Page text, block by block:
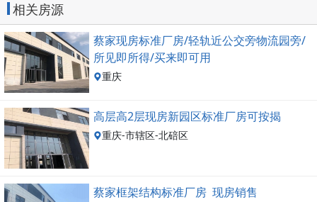
相关房源
蔡家现房标准厂房/轻轨近公交旁物流园旁/
所见即所得/买来即可用
重庆
高层高2层现房新园区标准厂房可按揭
重庆-市辖区-北碚区
蔡家框架结构标准厂房 现房销售